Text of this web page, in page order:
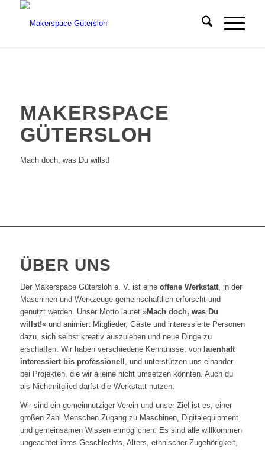
MAKERSPACE
GÜTERSLOH
Mach doch, was Du willst!
ÜBER UNS
Der Makerspace Gütersloh e. V. ist eine offene Werkstatt, in der
Maschinen und Werkzeuge gemeinschaftlich erforscht und
genutzt werden. Unser Motto lautet »Mach doch, was Du
willst!« und animiert Mitglieder, Gäste und interessierte Personen
dazu, sich selbst kreativ auszuleben und neue Dinge zu
erschaffen. Wir haben verschiedene Kenntnisse, von laienhaft
interessiert bis professionell , und unterstützen uns einander
bei Projekten, die wir alleine nicht umsetzen könnten. Auch du
als Nichtmitglied darfst die Werkstatt nutzen.
Wir sind ein gemeinnütziger Verein und unser Ziel ist es, einer
großen Zahl Menschen Zugang zu Maschinen, Digitalequipment
und gemeinsamen Wissen ermöglichen. Es sind alle willkommen
ungeachtet ihres Geschlechts, Alters, ethnischer Zugehörigkeit,